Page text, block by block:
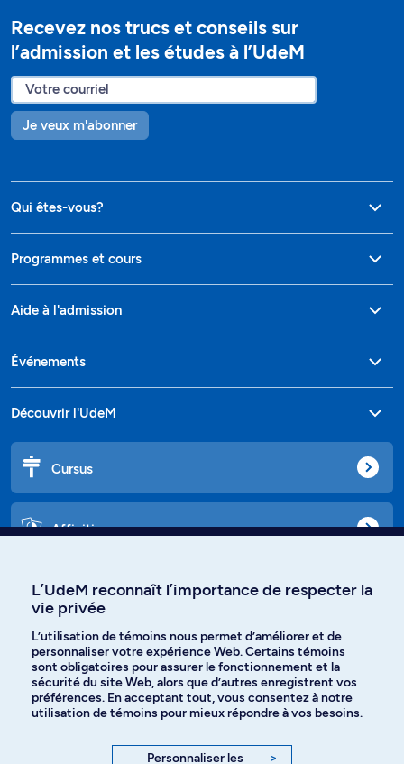
Recevez nos trucs et conseils sur
l’admission et les études à l’UdeM
Je veux m'abonner
Qui êtes-vous?
Programmes et cours
Aide à l'admission
Événements
Découvrir l'UdeM
Cursus
Affiniti
Langues
Facebook Instagram
TikTok YouTube
L’UdeM reconnaît l’importance de respecter la
vie privée
L’utilisation de témoins nous permet d’améliorer et de
personnaliser votre expérience Web. Certains témoins
sont obligatoires pour assurer le fonctionnement et la
sécurité du site Web, alors que d’autres enregistrent vos
préférences. En acceptant tout, vous consentez à notre
utilisation de témoins pour mieux répondre à vos besoins.
Personnaliser les >